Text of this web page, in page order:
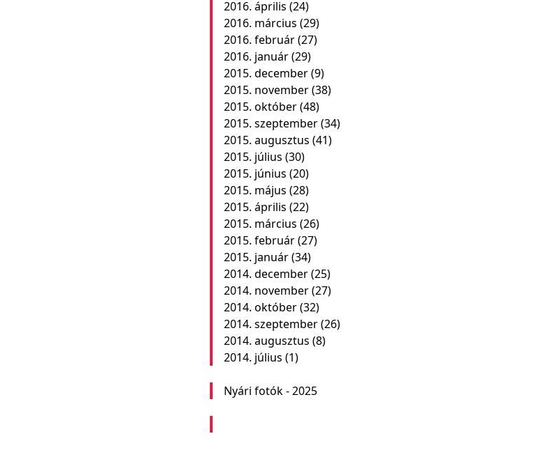
2016. április (24)
2016. március (29)
2016. február(27)
2016. január(29)
2015. december(9)
2015. november(38)
2015. október(48)
2015. szeptember(34)
2015. augusztus (41)
2015. július (30)
2015. június (20)
2015. május (28)
2015. április (22)
2015. március (26)
2015. február(27)
2015. január(34)
2014. december(25)
2014. november(27)
2014. október(32)
2014. szeptember(26)
2014. augusztus (8)
2014. július (1)
Nyári fotók - 2025